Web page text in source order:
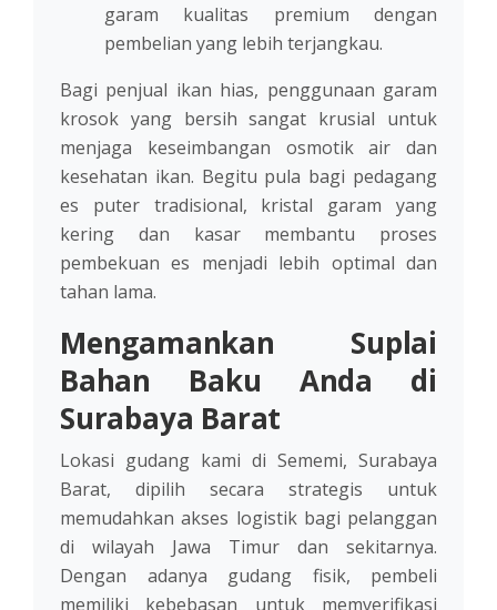
garam kualitas premium dengan
pembelian yang lebih terjangkau.
Bagi penjual ikan hias, penggunaan garam
krosok yang bersih sangat krusial untuk
menjaga keseimbangan osmotik air dan
kesehatan ikan. Begitu pula bagi pedagang
es puter tradisional, kristal garam yang
kering dan kasar membantu proses
pembekuan es menjadi lebih optimal dan
tahan lama.
Mengamankan Suplai
Bahan Baku Anda di
Surabaya Barat
Lokasi gudang kami di Sememi, Surabaya
Barat, dipilih secara strategis untuk
memudahkan akses logistik bagi pelanggan
di wilayah Jawa Timur dan sekitarnya.
Dengan adanya gudang fisik, pembeli
memiliki kebebasan untuk memverifikasi